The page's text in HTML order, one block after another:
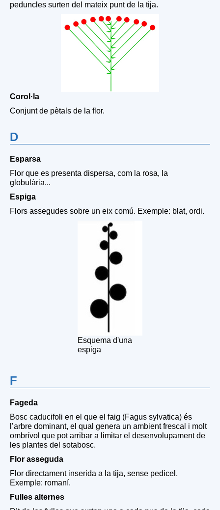
peduncles surten del mateix punt de la tija.
Corol·la
Conjunt de pètals de la flor.
D
Esparsa
Flor que es presenta dispersa, com la rosa, la
globulària...
Espiga
Flors assegudes sobre un eix comú. Exemple: blat, ordi.
Esquema d'una
espiga
F
Fageda
Bosc caducifoli en el que el faig (Fagus sylvatica) és
l’arbre dominant, el qual genera un ambient frescal i molt
ombrívol que pot arribar a limitar el desenvolupament de
les plantes del sotabosc.
Flor asseguda
Flor directament inserida a la tija, sense pedicel.
Exemple: romaní.
Fulles alternes